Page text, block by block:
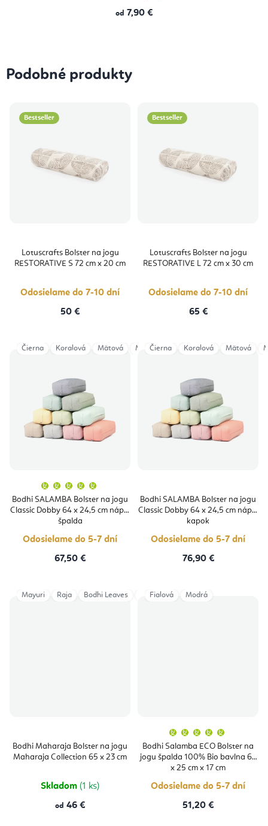
od 7,90 €
Podobné produkty
Bestseller
Lotuscrafts Bolster na jogu
RESTORATIVE S 72 cm x 20 cm
Odosielame do 7-10 dní
50 €
Bestseller
Lotuscrafts Bolster na jogu
RESTORATIVE L 72 cm x 30 cm
Odosielame do 7-10 dní
65 €
Bodhi SALAMBA Bolster na jogu
Classic Dobby 64 x 24,5 cm náplň
špalda
produktu
je
5,0
hviezdičiek.
Odosielame do 5-7 dní
67,50 €
Čierna Koralová Mätová Modrá Oriešková Ružová Sivá
Bodhi SALAMBA Bolster na jogu
Classic Dobby 64 x 24,5 cm náplň
kapok
Odosielame do 5-7 dní
76,90 €
Čierna Koralová Mätová
Bodhi Maharaja Bolster na jogu
Maharaja Collection 65 x 23 cm
Skladom (1 ks)
od 46 €
Mayuri Raja Bodhi Leaves Mineral Blue + Silver
Bodhi Salamba ECO Bolster na
jogu špalda 100% Bio bavlna 64
x 25 cm x 17 cm
produktu
je
5,0
Odosielame do 5-7 dní
51,20 €
Fialová Modrá